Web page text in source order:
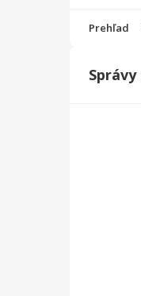
Prehľad